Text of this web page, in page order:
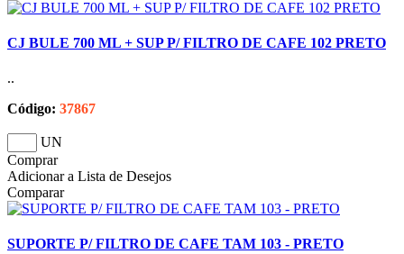
CJ BULE 700 ML + SUP P/ FILTRO DE CAFE 102 PRETO
..
Código: 37867
UN
Comprar
Adicionar a Lista de Desejos
Comparar
SUPORTE P/ FILTRO DE CAFE TAM 103 - PRETO